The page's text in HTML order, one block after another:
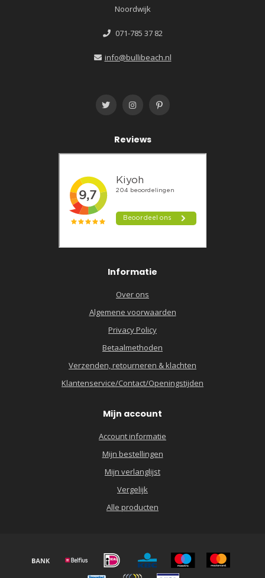
Noordwijk
071-785 37 82
info@bullibeach.nl
Reviews
Informatie
Over ons
Algemene voorwaarden
Privacy Policy
Betaalmethoden
Verzenden, retourneren & klachten
Klantenservice/Contact/Openingstijden
Mijn account
Account informatie
Mijn bestellingen
Mijn verlanglijst
Vergelijk
Alle producten